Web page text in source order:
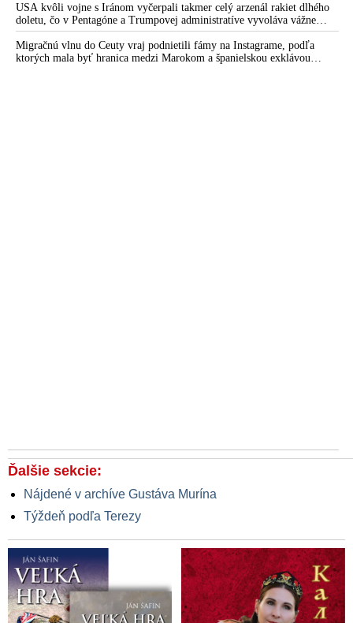
USA kvôli vojne s Iránom vyčerpali takmer celý arzenál rakiet dlhého
doletu, čo v Pentagóne a Trumpovej administratíve vyvoláva vážne
obavy o bojaschopnosť americkej armády v prípade vypuknutia
konfliktu s Čínou alebo Ruskom
Migračnú vlnu do Ceuty vraj podnietili fámy na Instagrame, podľa
ktorých mala byť hranica medzi Marokom a španielskou exklávou
Ďalšie sekcie:
Nájdené v archíve Gustáva Murína
Týždeň podľa Terezy